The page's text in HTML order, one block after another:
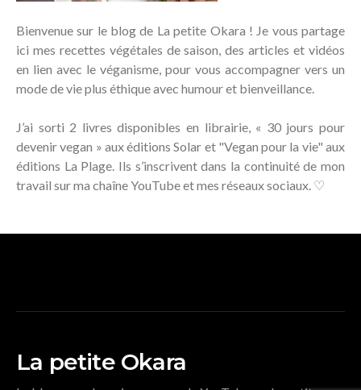
Bienvenue sur le blog de La petite Okara ! Je vous partage
ici mes recettes végétales de saison, des articles et vidéos
en lien avec le véganisme, pour vous accompagner vers un
mode de vie plus éthique avec humour et bienveillance.
J’ai sorti 2 livres disponibles en librairie, « 30 jours pour
devenir vegan » aux éditions Solar et "Vegan pour la vie" aux
éditions La Plage. Ils s’inscrivent dans la continuité de mon
travail sur ma chaîne YouTube et mes réseaux sociaux. ♡
La petite Okara